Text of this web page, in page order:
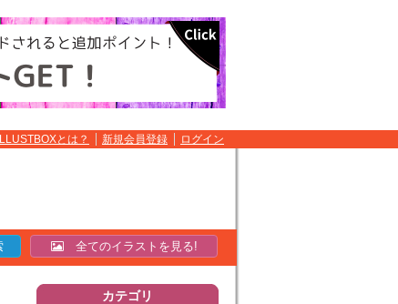
ILLUSTBOXとは？ 新規会員登録 ログイン
全てのイラストを見る!
カテゴリ